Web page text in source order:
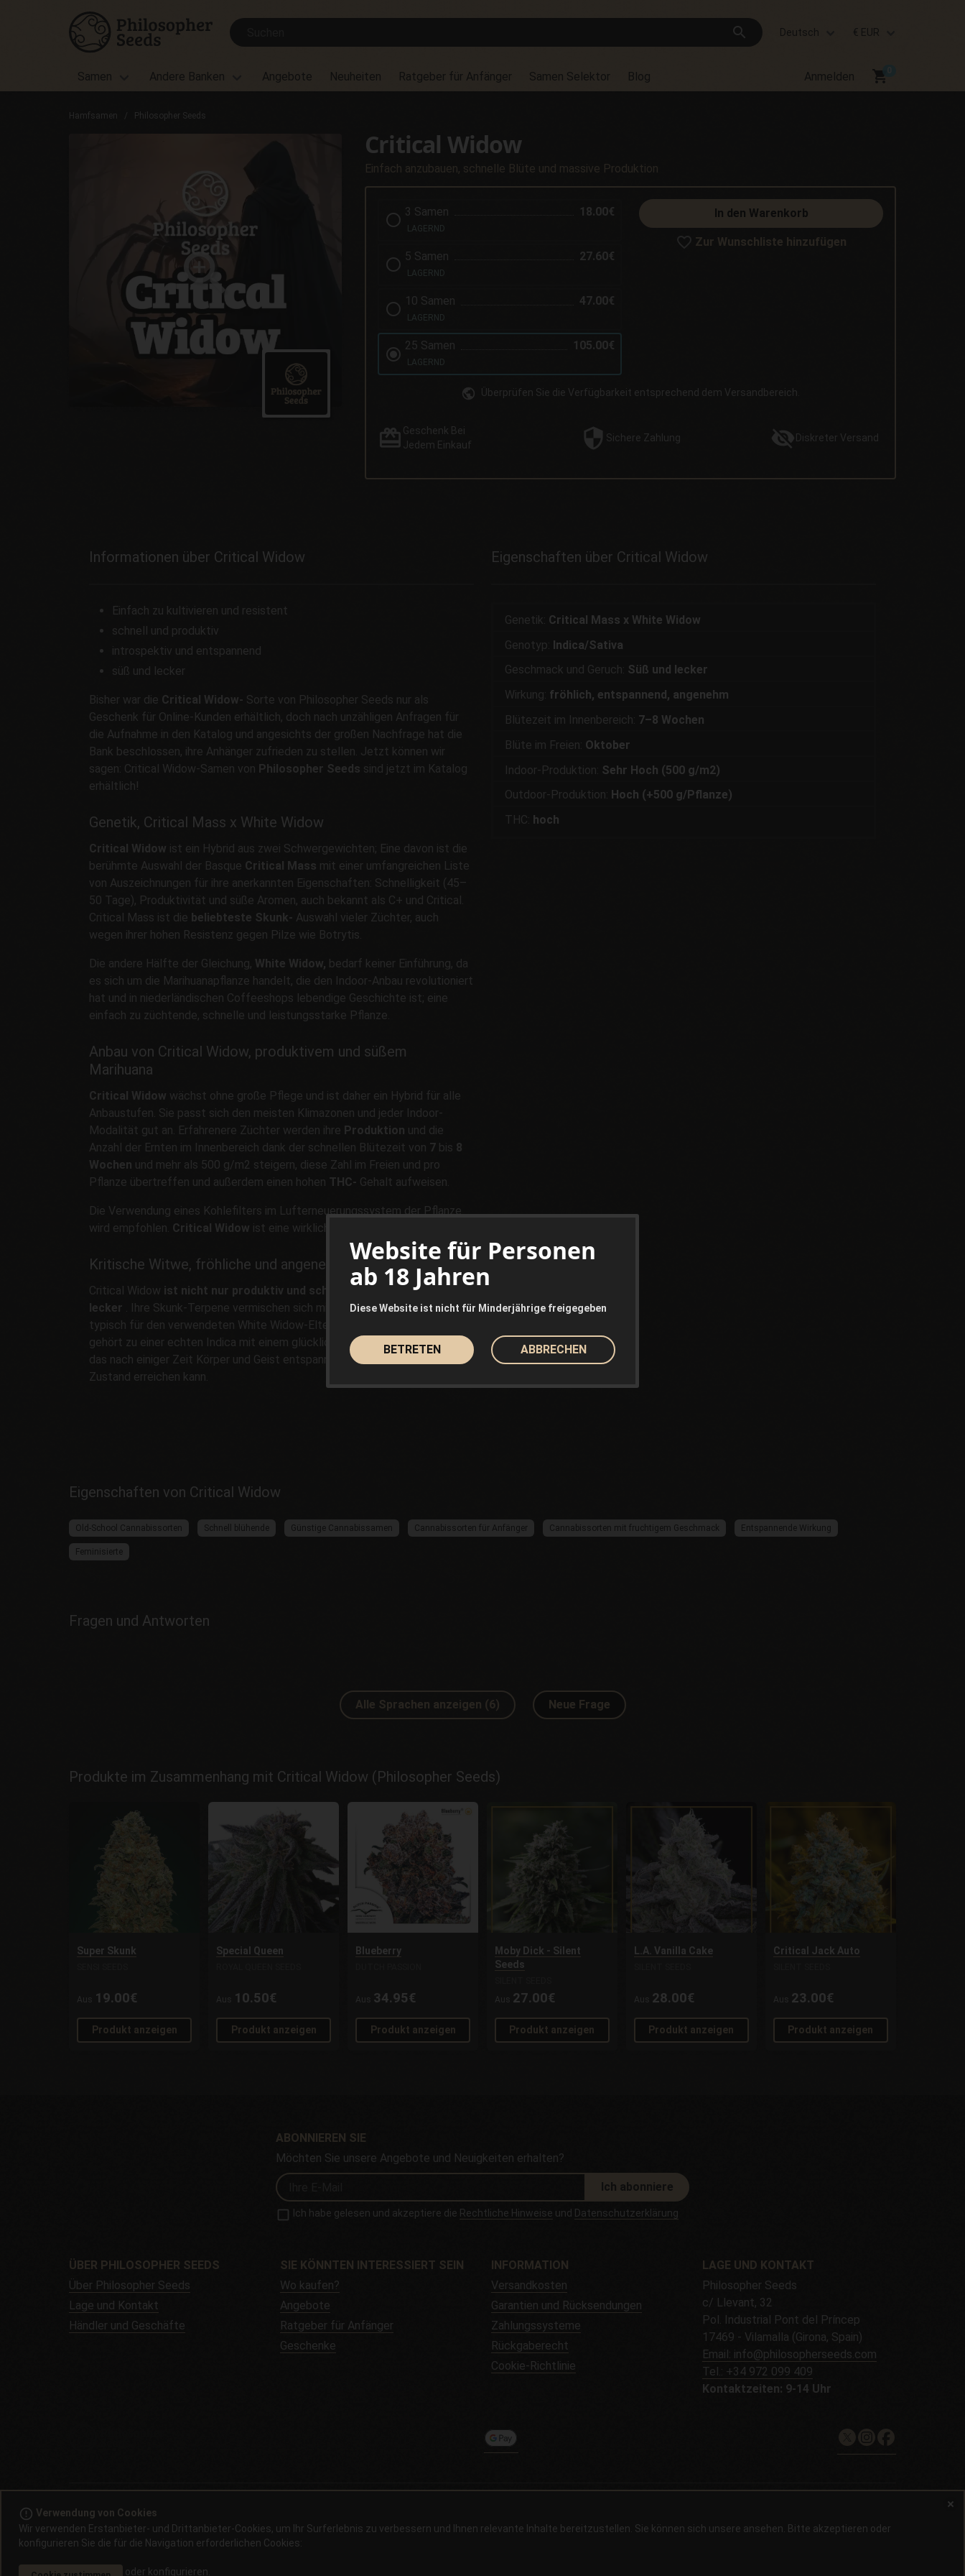
search Deutsch € EUR
Samen Andere Banken Angebote Neuheiten Ratgeber für Anfänger Samen Selektor Blog Anmelden shopping_cart
Hamfsamen Philosopher Seeds
Critical Widow
Einfach anzubauen, schnelle Blüte und massive Produktion
3 Samen 18.00€
LAGERND
5 Samen 27.60€
LAGERND
10 Samen 47.00€
LAGERND
25 Samen 105.00€
LAGERND
In den Warenkorb
Zur Wunschliste hinzufügen
Überprüfen Sie die Verfügbarkeit entsprechend dem Versandbereich.
Geschenk Bei
Jedem Einkauf
Sichere Zahlung Diskreter Versand
Informationen über Critical Widow
Einfach zu kultivieren und resistent
schnell und produktiv
introspektiv und entspannend
süß und lecker
Bisher war die Critical Widow- Sorte von Philosopher Seeds nur als
Geschenk für Online-Kunden erhältlich, doch nach unzähligen Anfragen für
die Aufnahme in den Katalog und angesichts der großen Nachfrage hat die
Bank beschlossen, ihre Anhänger zufrieden zu stellen. Jetzt können wir
sagen: Critical Widow-Samen von Philosopher Seeds sind jetzt im Katalog
erhältlich!
Genetik, Critical Mass x White Widow
Critical Widow ist ein Hybrid aus zwei Schwergewichten; Eine davon ist die
berühmte Auswahl der Basque Critical Mass mit einer umfangreichen Liste
von Auszeichnungen für ihre anerkannten Eigenschaften: Schnelligkeit (45–
50 Tage), Produktivität und süße Aromen, auch bekannt als C+ und Critical.
Critical Mass ist die beliebteste Skunk- Auswahl vieler Züchter, auch
wegen ihrer hohen Resistenz gegen Pilze wie Botrytis.
Die andere Hälfte der Gleichung, White Widow, bedarf keiner Einführung, da
es sich um die Marihuanapflanze handelt, die den Indoor-Anbau revolutioniert
hat und in niederländischen Coffeeshops lebendige Geschichte ist; eine
einfach zu züchtende, schnelle und leistungsstarke Pflanze.
Anbau von Critical Widow, produktivem und süßem
Marihuana
Critical Widow wächst ohne große Pflege und ist daher ein Hybrid für alle
Anbaustufen. Sie passt sich den meisten Klimazonen und jeder Indoor-
Modalität gut an. Erfahrenere Züchter werden ihre Produktion und die
Anzahl der Ernten im Innenbereich dank der schnellen Blütezeit von 7 bis 8
Wochen und mehr als 500 g/m2 steigern, diese Zahl im Freien und pro
Pflanze übertreffen und außerdem einen hohen THC- Gehalt aufweisen.
Die Verwendung eines Kohlefilters im Lufterneuerungssystem der Pflanze
wird empfohlen. Critical Widow ist eine wirklich
Kritische Witwe, fröhliche und angenehme Wirkung
Critical Widow ist nicht nur produktiv und schnell , sondern auch
lecker . Ihre Skunk-Terpene vermischen sich mit holzigen Nuancen, die
typisch für den verwendeten White Widow-Elternteil sind. Die Wirkung
gehört zu einer echten Indica mit einem glücklichen und angenehmen High,
das nach einiger Zeit Körper und Geist entspannt und einen introspektiven
Zustand erreichen kann.
Eigenschaften über Critical Widow
Genetik: Critical Mass x White Widow
Genotyp: Indica/Sativa
Geschmack und Geruch: Süß und lecker
Wirkung: fröhlich, entspannend, angenehm
Blütezeit im Innenbereich: 7–8 Wochen
Blüte im Freien: Oktober
Indoor-Produktion: Sehr Hoch (500 g/m2)
Outdoor-Produktion: Hoch (+500 g/Pflanze)
THC: hoch
Eigenschaften von Critical Widow
Old-School Cannabissorten Schnell blühende Günstige Cannabissamen Cannabissorten für Anfänger Cannabissorten mit fruchtigem Geschmack Entspannende Wirkung
Feminisierte
Fragen und Antworten
Alle Sprachen anzeigen (6) Neue Frage
Produkte im Zusammenhang mit Critical Widow (Philosopher Seeds)
Super Skunk
Aus 19.00€
Produkt anzeigen
Special Queen
Aus 10.50€
Produkt anzeigen
Blueberry
Aus 34.95€
Produkt anzeigen
Moby Dick - Silent
Seeds
Aus 27.00€
Produkt anzeigen
L.A. Vanilla Cake
Aus 28.00€
Produkt anzeigen
Critical Jack Auto
Aus 23.00€
Produkt anzeigen
ABONNIEREN SIE
Möchten Sie unsere Angebote und Neuigkeiten erhalten?
Ich abonniere
Ich habe gelesen und akzeptiere die Rechtliche Hinweise und Datenschutzerklärung
ÜBER PHILOSOPHER SEEDS
Über Philosopher Seeds
Lage und Kontakt
Händler und Geschäfte
SIE KÖNNTEN INTERESSIERT SEIN
Wo kaufen?
Angebote
Ratgeber für Anfänger
Geschenke
INFORMATION
Versandkosten
Garantien und Rücksendungen
Zahlungssysteme
Rückgaberecht
Cookie-Richtlinie
LAGE UND KONTAKT
Philosopher Seeds
c/ Llevant, 32
Pol. Industrial Pont del Príncep
17469 - Vilamalla (Girona, Spain)
Email: info@philosopherseeds.com
Tel.: +34 972 099 409
Kontaktzeiten: 9-14 Uhr
Das Keimen von Cannabissamen ist in den meisten Ländern illegal. Informieren Sie sich vor dem Kauf. In Ländern, in denen die Keimung nicht legal ist, können Samen nur als Souvenir, zur Vogelfütterung oder als
Reserve für genetische Sammlungen erworben werden. CBD-haltige Produkte sind keine Arzneimittel und werden auch nicht zur Behandlung oder Heilung von Krankheiten eingesetzt. Konsultieren Sie vor dem
Website für Personen
ab 18 Jahren
Diese Website ist nicht für Minderjährige freigegeben
BETRETEN ABBRECHEN
error_outline Verwendung von Cookies
Wir verwenden Erstanbieter- und Drittanbieter-Cookies, um Ihr Surferlebnis zu verbessern und Ihnen relevante Inhalte bereitzustellen. Sie können sich unsere ansehen. Bitte akzeptieren oder
konfigurieren Sie die für die Navigation erforderlichen Cookies:
oder konfigurieren